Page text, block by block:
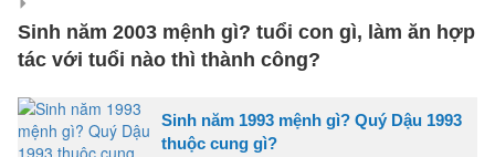
Sinh năm 2003 mệnh gì? tuổi con gì, làm ăn hợp
tác với tuổi nào thì thành công?
Sinh năm 1993 mệnh gì? Quý Dậu 1993
thuộc cung gì?